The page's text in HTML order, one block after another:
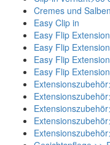
Cremes und Salben
Easy Clip in
Easy Flip
Easy Flip
Easy Flip
Easy Flip